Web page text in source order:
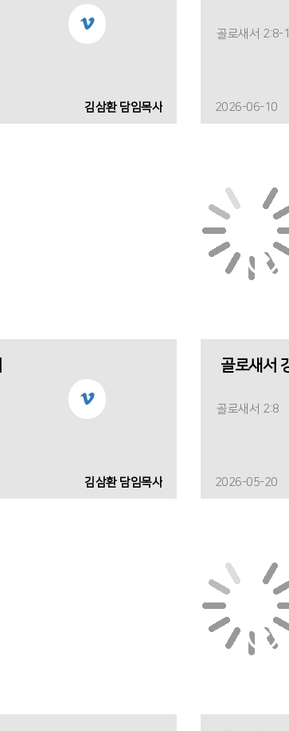
김삼환 담임목사
골로새서 2:8-
2026-06-10
김삼환 담임목사
골로새서
골로새서 2:8
2026-05-20